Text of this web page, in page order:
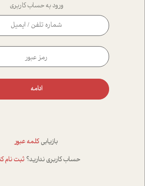
ورود به حساب کاربری
ادامه
بازیابی کلمه عبور
حساب کاربری ندارید؟ ثبت نام